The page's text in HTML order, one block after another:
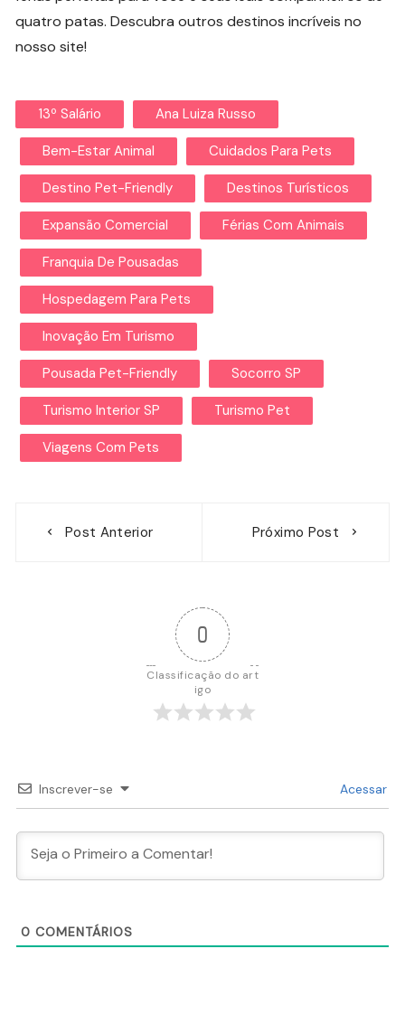
quatro patas. Descubra outros destinos incríveis no
nosso site!
13º Salário Ana Luiza Russo
Bem-Estar Animal Cuidados Para Pets
Destino Pet-Friendly Destinos Turísticos
Expansão Comercial Férias Com Animais
Franquia De Pousadas
Hospedagem Para Pets
Inovação Em Turismo
Pousada Pet-Friendly Socorro SP
Turismo Interior SP Turismo Pet
Viagens Com Pets
Post Anterior Próximo Post
0
Classificação do art
igo
Inscrever-se Acessar
0 COMENTÁRIOS